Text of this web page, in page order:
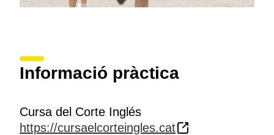
Informació pràctica
Cursa del Corte Inglés
https://cursaelcorteingles.cat